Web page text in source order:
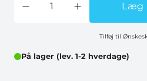
Læg
Tilføj til
På lager (lev. 1-2 hverdage)